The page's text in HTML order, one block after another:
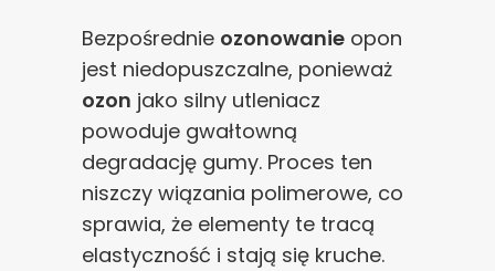
Bezpośrednie ozonowanie opon
jest niedopuszczalne, ponieważ
ozon jako silny utleniacz
powoduje gwałtowną
degradację gumy. Proces ten
niszczy wiązania polimerowe, co
sprawia, że elementy te tracą
elastyczność i stają się kruche.